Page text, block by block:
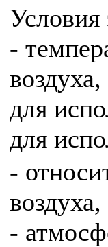
Условия
-
воздуха,
для
для
-
-